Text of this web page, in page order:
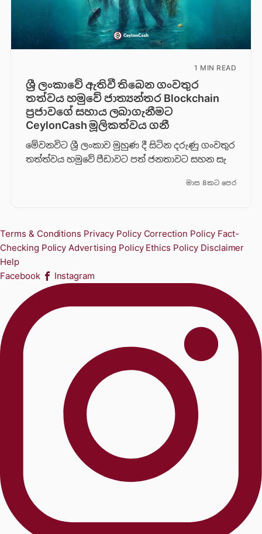
1 MIN READ
ශ්‍රී ලංකාවේ ඇතිවී තිබෙන ගංවතුර
තත්වය හමුවේ ජාත්‍යන්තර Blockchain
ප්‍රජාවගේ සහාය ලබාගැනීමට
CeylonCash මූලිකත්වය ග​නී
මේවනවිට ශ්‍රී ලංකාව මුහුණ දී සිටින දරුණු ගංවතුර
තත්ත්වය හමුවේ පීඩාවට පත් ජනතාවට සහන සැ
මාස 8කට පෙර
Terms & Conditions Privacy Policy Correction Policy Fact-
Checking Policy Advertising Policy Ethics Policy Disclaimer
Help
Facebook
Instagram